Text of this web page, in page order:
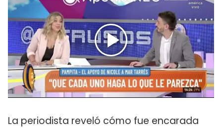
La periodista reveló cómo fue encarada